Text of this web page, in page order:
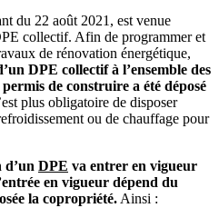
du 22 août 2021, est venue
collectif. Afin de programmer et
de rénovation énergétique,
DPE collectif à l’ensemble des
de construire a été déposé
plus obligatoire de disposer
ou de chauffage pour
d’un DPE va entrer en vigueur
en vigueur dépend du
la copropriété.Ainsi :